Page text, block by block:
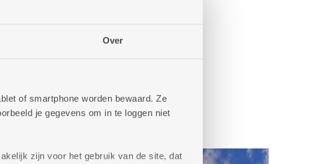
Over
of smartphone worden bewaard. Ze
je gegevens om in te loggen niet
zijn voor het gebruik van de site, dat